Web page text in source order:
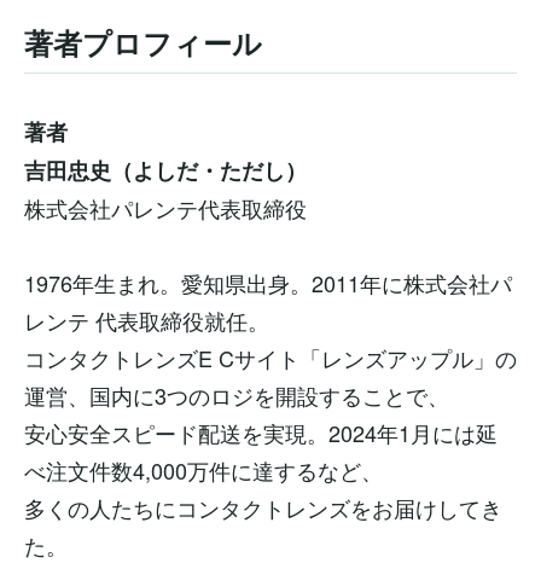
著者プロフィール
著者
吉田忠史（よしだ・ただし）
株式会社パレンテ代表取締役
1976年生まれ。愛知県出身。2011年に株式会社パ
レンテ 代表取締役就任。
コンタクトレンズE Cサイト「レンズアップル」の
運営、国内に3つのロジを開設することで、
安心安全スピード配送を実現。2024年1月には延
べ注文件数4,000万件に達するなど、
多くの人たちにコンタクトレンズをお届けしてき
た。